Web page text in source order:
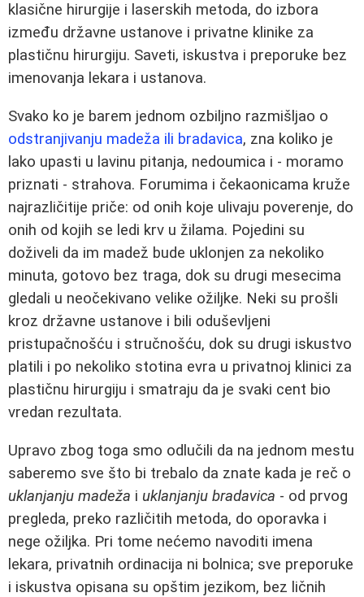
klasične hirurgije i laserskih metoda, do izbora
između državne ustanove i privatne klinike za
plastičnu hirurgiju. Saveti, iskustva i preporuke bez
imenovanja lekara i ustanova.
Svako ko je barem jednom ozbiljno razmišljao o
odstranjivanju madeža ili bradavica, zna koliko je
lako upasti u lavinu pitanja, nedoumica i - moramo
priznati - strahova. Forumima i čekaonicama kruže
najrazličitije priče: od onih koje ulivaju poverenje, do
onih od kojih se ledi krv u žilama. Pojedini su
doživeli da im madež bude uklonjen za nekoliko
minuta, gotovo bez traga, dok su drugi mesecima
gledali u neočekivano velike ožiljke. Neki su prošli
kroz državne ustanove i bili oduševljeni
pristupačnošću i stručnošću, dok su drugi iskustvo
platili i po nekoliko stotina evra u privatnoj klinici za
plastičnu hirurgiju i smatraju da je svaki cent bio
vredan rezultata.
Upravo zbog toga smo odlučili da na jednom mestu
saberemo sve što bi trebalo da znate kada je reč o
uklanjanju madeža i uklanjanju bradavica - od prvog
pregleda, preko različitih metoda, do oporavka i
nege ožiljka. Pri tome nećemo navoditi imena
lekara, privatnih ordinacija ni bolnica; sve preporuke
i iskustva opisana su opštim jezikom, bez ličnih